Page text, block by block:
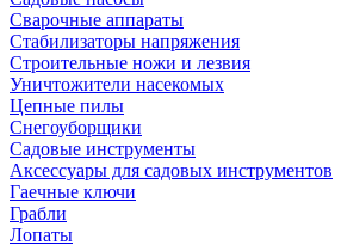
Сварочные аппараты
Стабилизаторы напряжения
Строительные ножи и лезвия
Уничтожители насекомых
Цепные пилы
Снегоуборщики
Садовые инструменты
Аксессуары для садовых инструментов
Гаечные ключи
Грабли
Лопаты